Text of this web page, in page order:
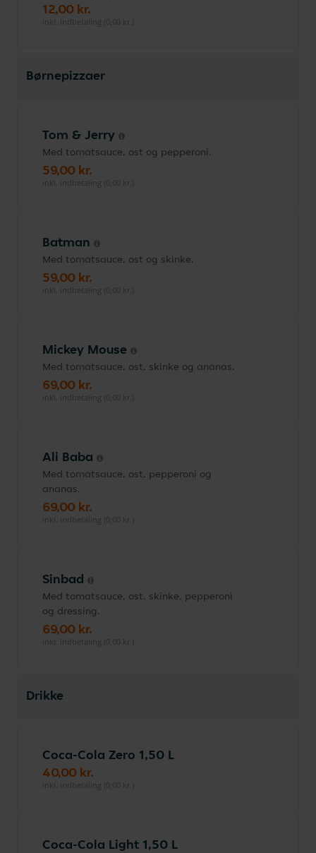
12,00 kr.
inkl. indbetaling (0,00 kr.)
Børnepizzaer
Tom & Jerry
Med tomatsauce, ost og pepperoni.
59,00 kr.
inkl. indbetaling (0,00 kr.)
Batman
Med tomatsauce, ost og skinke.
59,00 kr.
inkl. indbetaling (0,00 kr.)
Mickey Mouse
Med tomatsauce, ost, skinke og ananas.
69,00 kr.
inkl. indbetaling (0,00 kr.)
Ali Baba
Med tomatsauce, ost, pepperoni og
ananas.
69,00 kr.
inkl. indbetaling (0,00 kr.)
Sinbad
Med tomatsauce, ost, skinke, pepperoni
og dressing.
69,00 kr.
inkl. indbetaling (0,00 kr.)
Drikke
Coca-Cola Zero 1,50 L
40,00 kr.
inkl. indbetaling (0,00 kr.)
Coca-Cola Light 1,50 L